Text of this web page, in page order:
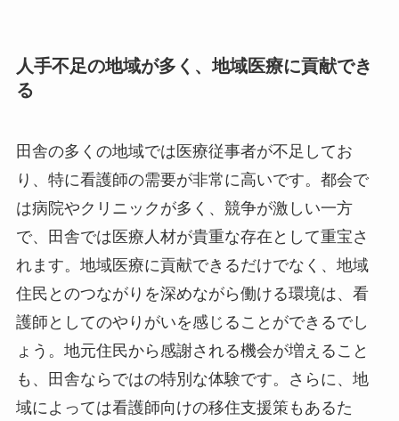
人手不足の地域が多く、地域医療に貢献でき
る
田舎の多くの地域では医療従事者が不足してお
り、特に看護師の需要が非常に高いです。都会で
は病院やクリニックが多く、競争が激しい一方
で、田舎では医療人材が貴重な存在として重宝さ
れます。地域医療に貢献できるだけでなく、地域
住民とのつながりを深めながら働ける環境は、看
護師としてのやりがいを感じることができるでし
ょう。地元住民から感謝される機会が増えること
も、田舎ならではの特別な体験です。さらに、地
域によっては看護師向けの移住支援策もあるた